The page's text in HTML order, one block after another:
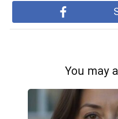
You may